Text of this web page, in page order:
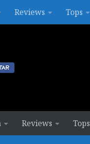
Reviews Tops
Reviews Tops